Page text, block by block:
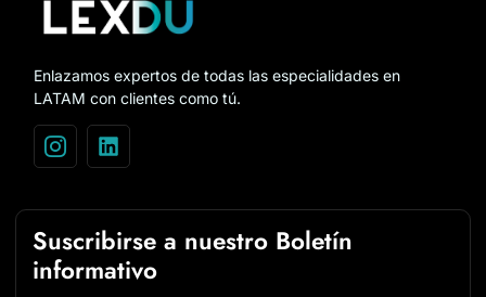
Enlazamos expertos de todas las especialidades en
LATAM con clientes como tú.
Suscribirse a nuestro Boletín
informativo